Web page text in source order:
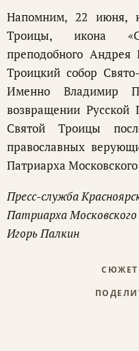
Напомним, 22 июня,
Троицы, икона
преподобного
Троицкий собор
Именно Владимир
возвращении Русской
Святой Троицы
православных
Патриарха
Пресс-служба
Патриарха
Игорь Палкин